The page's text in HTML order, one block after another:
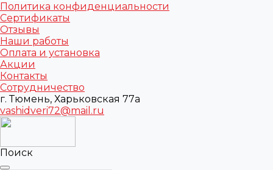
Политика конфиденциальности
Сертификаты
Отзывы
Наши работы
Оплата и установка
Акции
Контакты
Сотрудничество
г. Тюмень, Харьковская 77а
vashidveri72@mail.ru
Поиск